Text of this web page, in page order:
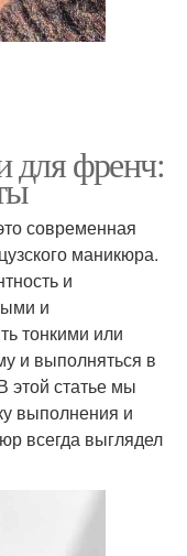
для френч:
современная
маникюра.
и
и
тонкими или
и выполняться в
этой статье мы
выполнения и
всегда выглядел